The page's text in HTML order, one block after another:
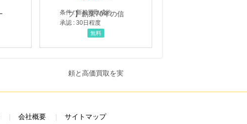
条件 : 新規買取成約
承認 : 30日程度
無料
会社概要 サイトマップ